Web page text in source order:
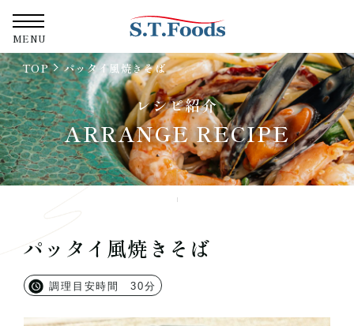
MENU
株式会社エス・テ
TOP パッタイ風焼きそば
レシピ紹介
ARRANGE RECIPE
パッタイ風焼きそば
調理目安時間 30分